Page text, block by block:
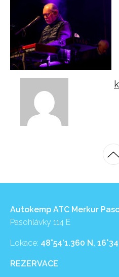
Autokemp ATC Merkur
Pasohlávky 114 E
Lokace: 48°54’1.360 N,
REZERVACE